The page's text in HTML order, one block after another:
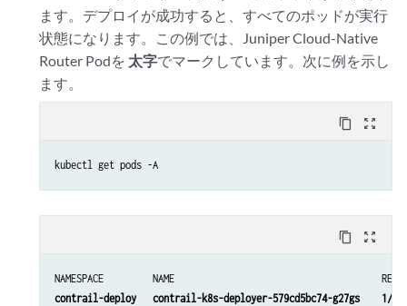
ます。デプロイが成功すると、すべてのポッドが実行
状態になります。この例では、Juniper Cloud-Native
Router Podを 太字でマークしています。次に例を示し
ます。
content_copy zoom_out_map
kubectl get pods -A
content_copy zoom_out_map
NAMESPACE         NAME                                      READY
contrail-deploy   contrail-k8s-deployer-579cd5bc74-g27gs